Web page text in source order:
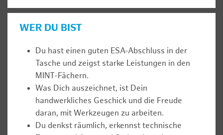
WER DU BIST
Du hast einen guten ESA-Abschluss in der
Tasche und zeigst starke Leistungen in den
MINT-Fächern.
Was Dich auszeichnet, ist Dein
handwerkliches Geschick und die Freude
daran, mit Werkzeugen zu arbeiten.
Du denkst räumlich, erkennst technische